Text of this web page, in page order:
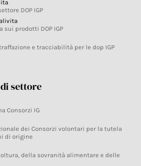
DOP IGP
sui prodotti DOP IGP
e tracciabilità per le dop IGP
settore
Consorzi IG
dei Consorzi volontari per la tutela
di origine
della sovranità alimentare e delle